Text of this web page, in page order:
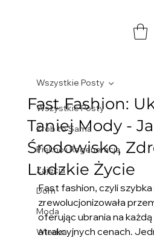
Wszystkie Posty
Zrób to Sama
Piękno i Regeneracja
Zajęcia
Dom
Moda
Wiedza
Wszystkie Posty
Fast Fashion:
Taniej Mody -
Środowisko,
Ludzkie Życie
Fast fashion, czyli
zrewolucjonizowała
oferując ubrania na każdą
atrakcyjnych cenach.